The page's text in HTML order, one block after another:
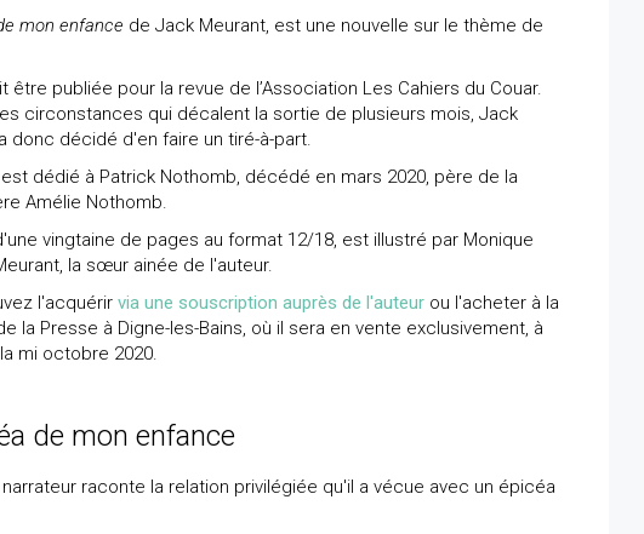
mon enfance de Jack Meurant, est une nouvelle sur le thème de
être publiée pour la revue de l’Association Les Cahiers du Couar.
circonstances qui décalent la sortie de plusieurs mois, Jack
donc décidé d'en faire un tiré-à-part.
dédié à Patrick Nothomb, décédé en mars 2020, père de la
Amélie Nothomb.
vingtaine de pages au format 12/18, est illustré par Monique
la sœur ainée de l'auteur.
l'acquérir via une souscription auprès de l'auteur ou l'acheter à la
la Presse à Digne-les-Bains, où il sera en vente exclusivement, à
mi octobre 2020.
de mon enfance
raconte la relation privilégiée qu'il a vécue avec un épicéa